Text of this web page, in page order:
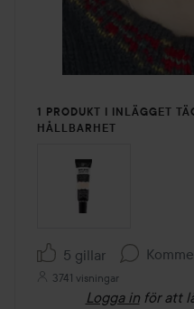
1 PRODUKT I INLÄGGET
HÅLLBARHET
5 gillar
3741 visningar
Logga in för att